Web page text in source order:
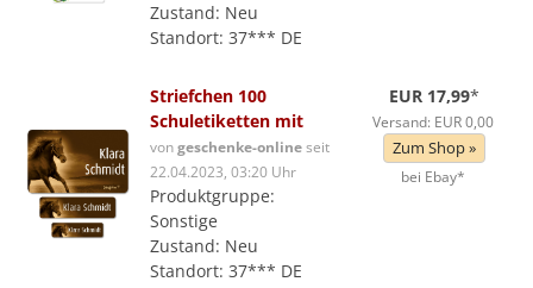
Zustand: Neu
Standort: 37*** DE
Striefchen 100
Schuletiketten mit
vongeschenke-onlineseit
22.04.2023, 03:20 Uhr
Produktgruppe:
Sonstige
Zustand: Neu
Standort: 37*** DE
EUR 17,99*
Versand: EUR 0,00
Zum Shop »
bei Ebay*